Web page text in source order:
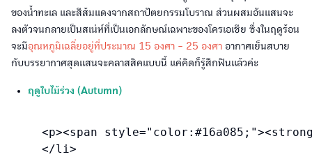
ของน้ำทะเล และสีส้มแดงจากสถาปัตยกรรมโบราณ ส่วนผสมอันแสนจะ
ลงตัวจนกลายเป็นสเน่ห์ที่เป็นเอกลักษณ์เฉพาะของโครเอเชีย ซึ่งในฤดูร้อน
จะมีอุณหภูมิเฉลี่ยอยู่ที่ประมาณ 15 องศา - 25 องศา อากาศเย็นสบาย
กับบรรยากาศสุดแสนจะคลาสสิคแบบนี้ แค่คิดก็รู้สึกฟินแล้วค่ะ
ฤดูใบไม้ร่วง (Autumn)
<p><span
</li>